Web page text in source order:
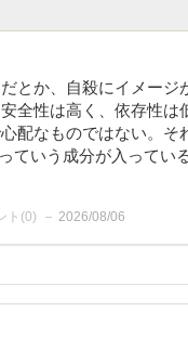
とか、自殺にイメー
全性は高く、依存性
配なものではない。そ
ていう成分が入ってい
ト(0) 2026/08/06